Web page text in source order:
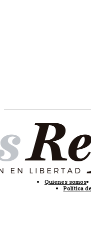
Quienes somos
Política